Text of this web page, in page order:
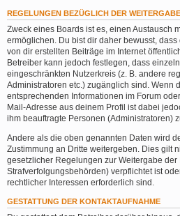
REGELUNGEN BEZÜGLICH DER
Zweck eines Boards ist es, einen Austausch
ermöglichen. Du bist dir daher bewusst,
von dir erstellten Beiträge im Internet
Betreiber kann jedoch festlegen, dass
eingeschränkten Nutzerkreis (z. B. andere
Administratoren etc.) zugänglich sind. Wenn
entsprechenden Informationen im Forum
Mail-Adresse aus deinem Profil ist dabei
ihm beauftragte Personen (Administratoren)
Andere als die oben genannten Daten wird
Zustimmung an Dritte weitergeben. Dies gilt
gesetzlicher Regelungen zur Weitergabe der
Strafverfolgungsbehörden) verpflichtet ist
rechtlicher Interessen erforderlich sind.
GESTATTUNG DER KONTAKTAUFNAHME